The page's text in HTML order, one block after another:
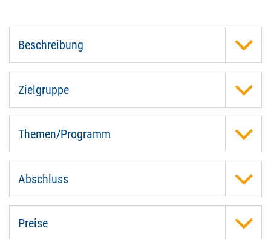
Beschreibung
Zielgruppe
Themen/Programm
Abschluss
Preise